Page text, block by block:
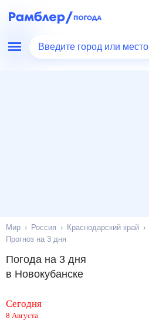
Введите город или место
Мир Россия Краснодарский край
Прогноз на 3 дня
Погода на 3 дня
в Новокубанске
Сегодня
8 Августа